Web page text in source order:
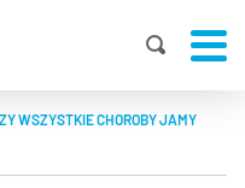
WSZYSTKIE CHOROBY JAMY